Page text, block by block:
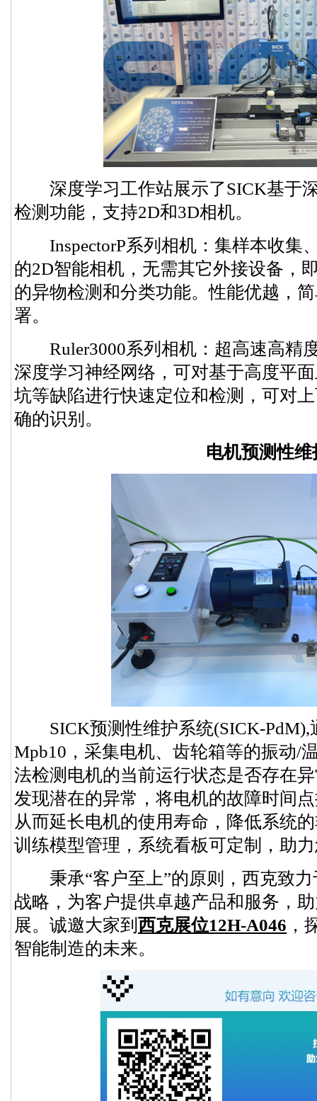
深度学习工作站展示了SICK基于
检测功能，支持2D和3D相机。
InspectorP系列相机：集样本收集
的2D智能相机，无需其它外接设备，
的异物检测和分类功能。性能优越，
署。
Ruler3000系列相机：超高速高精
深度学习神经网络，可对基于高度平
坑等缺陷进行快速定位和检测，可对
确的识别。
电机预测性维
SICK预测性维护系统(SICK-PdM),
Mpb10，采集电机、齿轮箱等的振动/
法检测电机的当前运行状态是否存在
发现潜在的异常，将电机的故障时间
从而延长电机的使用寿命，降低系统
训练模型管理，系统看板可定制，助
秉承“客户至上”的原则，西克致力
战略，为客户提供卓越产品和服务，
展。诚邀大家到 西克展位12H-A046 ，
智能制造的未来。